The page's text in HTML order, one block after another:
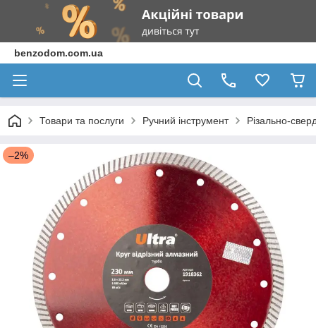
benzodom.com.ua
Товари та послуги Ручний інструмент Різально-
–2%